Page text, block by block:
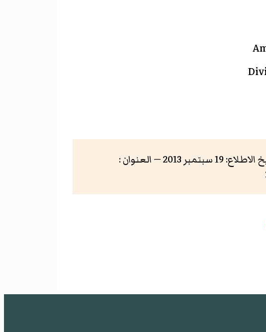
— تاريخ الاطلاع: 19 سبتمبر 2013 — العنوان :